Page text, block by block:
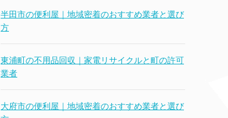
半田市の便利屋｜地域密着のおすすめ業者と選び
方
東浦町の不用品回収｜家電リサイクルと町の許可
業者
大府市の便利屋｜地域密着のおすすめ業者と選び